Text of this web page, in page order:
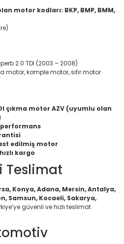
motor kodları: BKP, BMP, BMM,
2.0 TDI (2003 – 2008)
motor, komple motor, sıfır motor
çıkma motor AZV (uyumlu olan
edilmiş motor
kargo
Teslimat
Konya, Adana, Mersin, Antalya,
Samsun, Kocaeli, Sakarya,
güvenli ve hızlı teslimat